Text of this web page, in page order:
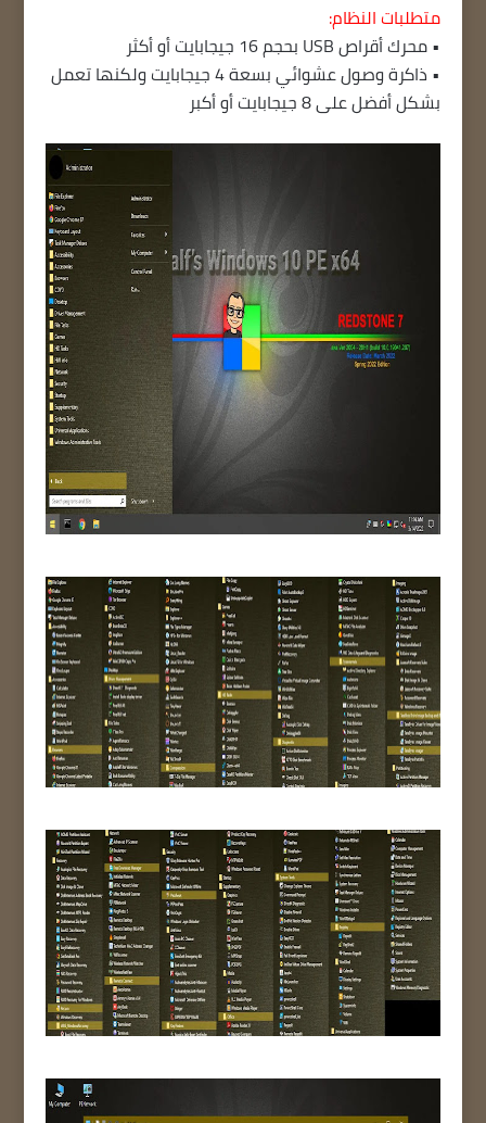
متطلبات النظام:
• محرك أقراص USB بحجم 16 جيجابايت أو أكثر
• ذاكرة وصول عشوائي بسعة 4 جيجابايت ولكنها تعمل
بشكل أفضل على 8 جيجابايت أو أكبر